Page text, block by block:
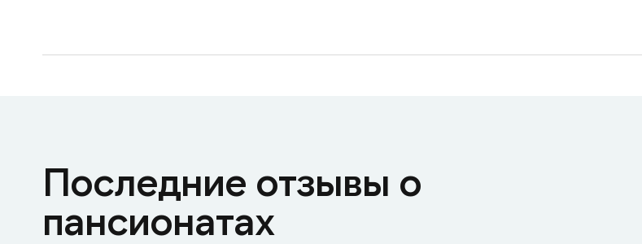
Последние отзывы о
пансионатах